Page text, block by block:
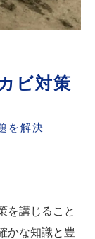
ビ対策
を解決
を講じること
かな知識と豊